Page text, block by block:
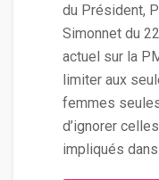
du Président,
Simonnet du
actuel sur la
limiter aux
femmes
d’ignorer
impliqués